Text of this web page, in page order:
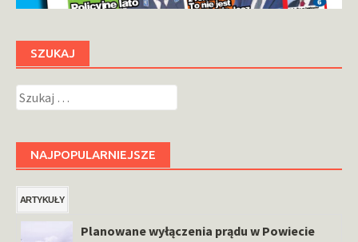
SZUKAJ
Szukaj:
NAJPOPULARNIEJSZE
ARTYKUŁY
Planowane wyłączenia prądu w Powiecie